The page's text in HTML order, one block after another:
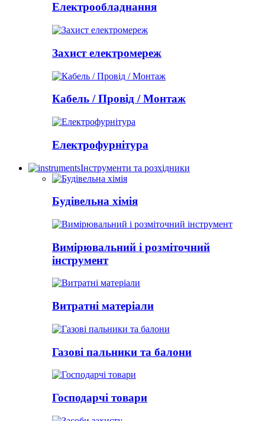
Електрообладнання
Захист електромереж
Кабель / Провід / Монтаж
Електрофурнітура
Інструменти та розхідники
Будівельна хімія
Вимірювальний і розміточний
інструмент
Витратні матеріали
Газові пальники та балони
Господарчі товари